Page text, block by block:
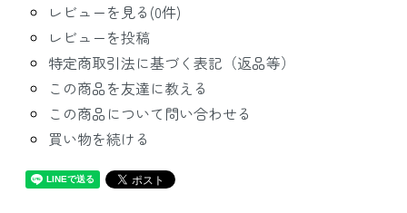
レビューを見る(0件)
レビューを投稿
特定商取引法に基づく表記（返品等）
この商品を友達に教える
この商品について問い合わせる
買い物を続ける